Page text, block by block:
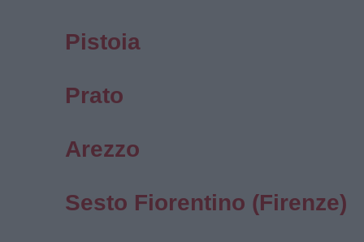
Pistoia
Prato
Arezzo
Sesto Fiorentino (Firenze)